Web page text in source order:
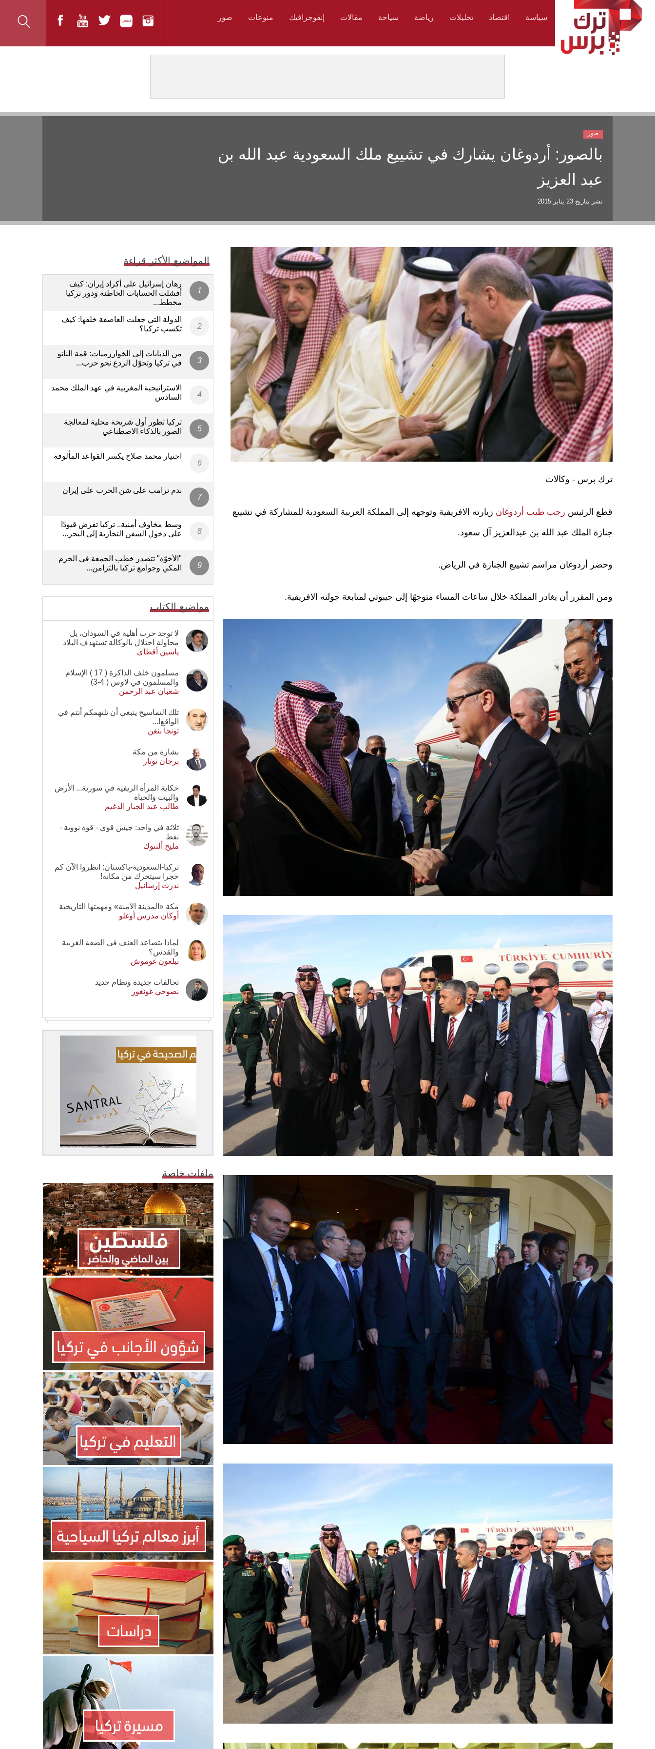
سياسة اقتصاد تحليلات رياضة سياحة مقالات إنفوجرافيك منوعات صور
بالصور: أردوغان يشارك في تشييع ملك السعودية عبد الله بن
عبد العزيز
نشر بتاريخ 23 يناير 2015
صور
ترك برس - وكالات
قطع الرئيس رجب طيب أردوغان زيارته الافريقية وتوجهه إلى المملكة العربية السعودية للمشاركة في تشييع
جنازة الملك عبد الله بن عبدالعزيز آل سعود.
وحضر أردوغان مراسم تشييع الجنازة في الرياض.
ومن المقرر أن يغادر المملكة خلال ساعات المساء متوجهًا إلى جيبوتي لمتابعة جولته الافريقية.
المواضيع الأكثر قراءة
رهان إسرائيل على أكراد إيران: كيف
أفشلت الحسابات الخاطئة ودور تركيا
مخطط...
الدولة التي جعلت العاصفة خلفها: كيف
تكسب تركيا؟
من الدبابات إلى الخوارزميات: قمة الناتو
في تركيا وتحوّل الردع نحو حرب...
الاستراتيجية المغربية في عهد الملك محمد
السادس
تركيا تطور أول شريحة محلية لمعالجة
الصور بالذكاء الاصطناعي
اختيار محمد صلاح يكسر القواعد المألوفة
ندم ترامب على شن الحرب على إيران
وسط مخاوف أمنية.. تركيا تفرض قيودًا
على دخول السفن التجارية إلى البحر...
"الأخوّة" تتصدر خطب الجمعة في الحرم
المكي وجوامع تركيا بالتزامن...
مواضيع الكتاب
لا توجد حرب أهلية في السودان، بل
محاولة احتلال بالوكالة تستهدف البلاد
ياسين أقطاي
مسلمون خلف الذاكرة ( 17 ) الإسلام
والمسلمون في لاوس ( 4-3)
شعبان عبد الرحمن
تلك التماسيح ينبغي أن تلتهمكم أنتم في
الواقع!...
تونجا بنغن
بشارة من مكة
برجان توتار
حكاية المرأة الريفية في سورية... الأرض
والبيت والحياة
طالب عبد الجبار الدغيم
ثلاثة في واحد: جيش قوي - قوة نووية -
نفط
مليح ألتنوك
تركيا-السعودية-باكستان: انظروا الآن كم
حجرا سيتحرك من مكانه!
ندرت إرسانيل
مكة «المدينة الآمنة» ومهمتها التاريخية
أوكان مدرس أوغلو
لماذا يتصاعد العنف في الضفة الغربية
والقدس؟
نيلغون غوموش
تحالفات جديدة ونظام جديد
نصوحي غونغور
ملفات خاصة